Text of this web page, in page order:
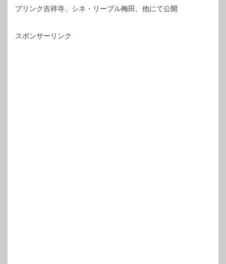
プリンク吉祥寺、シネ・リーブル梅田、他にて公開
スポンサーリンク